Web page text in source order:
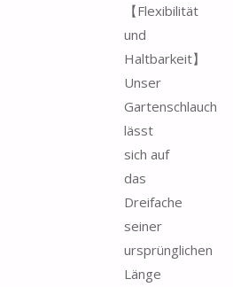
【Flexibilität
und
Haltbarkeit】
Unser
Gartenschlauch
lässt
sich auf
das
Dreifache
seiner
ursprünglichen
Länge